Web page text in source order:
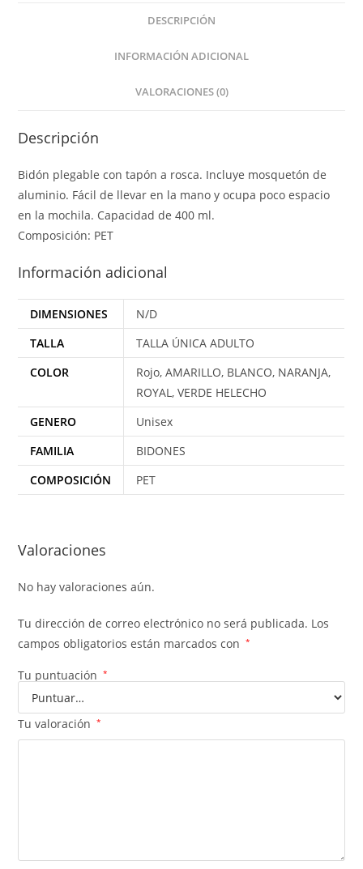
DESCRIPCIÓN
INFORMACIÓN ADICIONAL
VALORACIONES (0)
Descripción
Bidón plegable con tapón a rosca. Incluye mosquetón de
aluminio. Fácil de llevar en la mano y ocupa poco espacio
en la mochila. Capacidad de 400 ml.
Composición: PET
Información adicional
DIMENSIONES
N/D
TALLA
TALLA ÚNICA ADULTO
COLOR
Rojo, AMARILLO, BLANCO, NARANJA,
ROYAL, VERDE HELECHO
GENERO
Unisex
FAMILIA
BIDONES
COMPOSICIÓN
PET
Valoraciones
No hay valoraciones aún.
Tu dirección de correo electrónico no será publicada. Los
campos obligatorios están marcados con
*
Tu puntuación *
Tu valoración *